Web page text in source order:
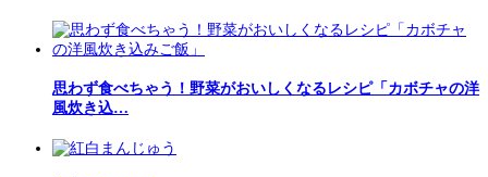
思わず食べちゃう！野菜がおいしくなるレシピ「カボチャの洋
風炊き込…